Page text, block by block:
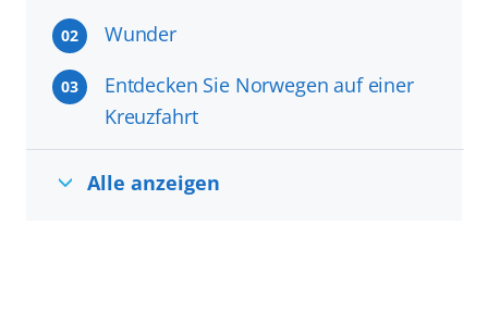
02 Wunder
03
Entdecken Sie Norwegen auf einer
Kreuzfahrt
Alle anzeigen